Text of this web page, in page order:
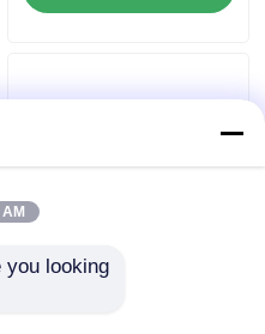
you looking